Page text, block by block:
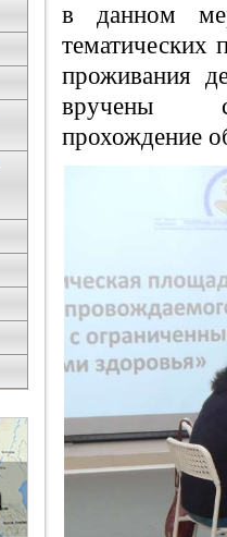
в данном
тематических
проживания
вручены
прохождение